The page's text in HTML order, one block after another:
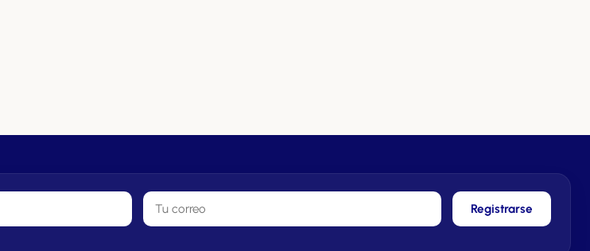
Registrarse